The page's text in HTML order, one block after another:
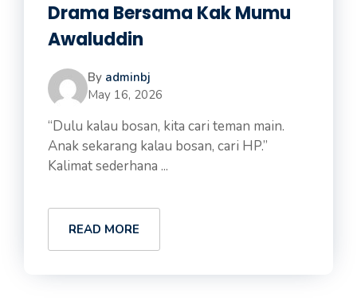
Drama Bersama Kak Mumu
Awaluddin
By adminbj
May 16, 2026
“Dulu kalau bosan, kita cari teman main.
Anak sekarang kalau bosan, cari HP.”
Kalimat sederhana ...
READ MORE